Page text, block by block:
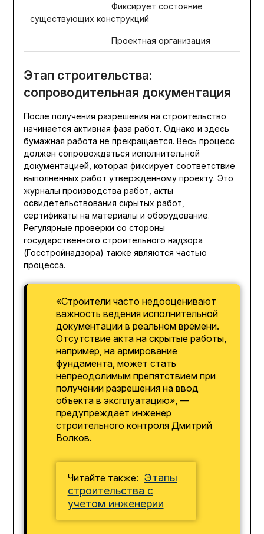
Фиксирует состояние
существующих конструкций
Проектная организация
Этап строительства:
сопроводительная документация
После получения разрешения на строительство
начинается активная фаза работ. Однако и здесь
бумажная работа не прекращается. Весь процесс
должен сопровождаться исполнительной
документацией, которая фиксирует соответствие
выполненных работ утвержденному проекту. Это
журналы производства работ, акты
освидетельствования скрытых работ,
сертификаты на материалы и оборудование.
Регулярные проверки со стороны
государственного строительного надзора
(Госстройнадзора) также являются частью
процесса.
«Строители часто недооценивают
важность ведения исполнительной
документации в реальном времени.
Отсутствие акта на скрытые работы,
например, на армирование
фундамента, может стать
непреодолимым препятствием при
получении разрешения на ввод
объекта в эксплуатацию», —
предупреждает инженер
строительного контроля Дмитрий
Волков.
Читайте также: Этапы
строительства с
учетом инженерии